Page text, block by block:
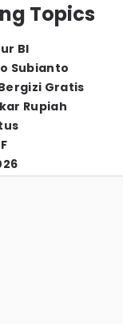
Topics
BI
Subianto
Gratis
Rupiah